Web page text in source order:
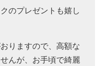
のプレゼントも嬉し
りますので、高額な
んが、お手頃で綺麗